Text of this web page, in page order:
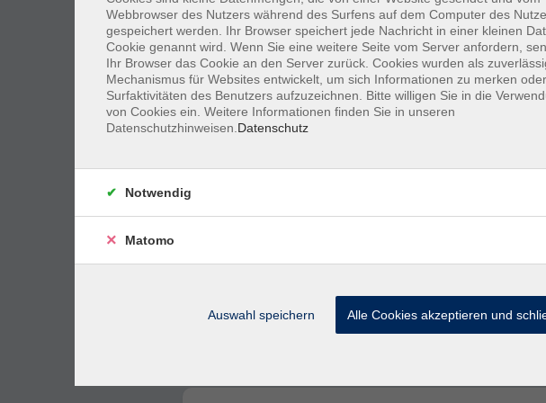
Digitale Selbstverteidigung – Schutz vor
Betrug, Tracking und Datenmissbrauch
Programmieren mit Kindern – erste
Programmieren mit Kindern – Minecraft
Programmieren mit Kindern – erste
mit ScratchJr
Webbrowser des Nutzers während des Surfens auf dem Computer des
gespeichert werden. Ihr Browser speichert jede Nachricht in einer kleinen
Cookie genannt wird. Wenn Sie eine weitere Seite vom Server anfordern,
Ihr Browser das Cookie an den Server zurück. Cookies wurden als
Mechanismus für Websites entwickelt, um sich Informationen zu merken
Surfaktivitäten des Benutzers aufzuzeichnen. Bitte willigen Sie in die
von Cookies ein. Weitere Informationen finden Sie in unseren
Datenschutzhinweisen. Datenschutz
Notwendig
Matomo
Auswahl speichern Alle Cookies akzeptieren und